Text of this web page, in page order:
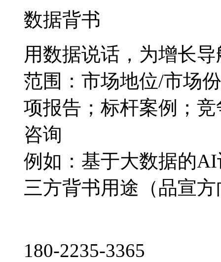
数据背书
用数据说话，为增长导
范围：市场地位/市场
项报告；标杆案例；
咨询
例如：基于大数据的
三方背书用途（品宣
180-2235-3365